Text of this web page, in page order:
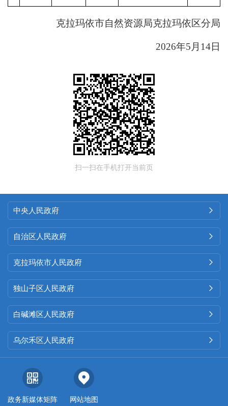
克拉玛依市自然资源局克拉玛依区分局
2026年5月14日
扫一扫在手机打开当前页
中央人民政府 
自治区人民政府 
克拉玛依市人民政府 
独山子区人民政府 
白碱滩区人民政府 
乌尔禾区人民政府 
政务新媒体矩阵 网站地图